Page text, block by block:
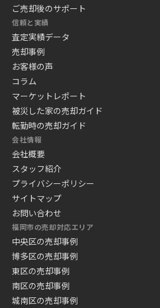
ご売却後のサポート
信頼と実績
査定実績データ
売却事例
お客様の声
コラム
マーケットレポート
被災した家の売却ガイド
転勤時の売却ガイド
会社情報
会社概要
スタッフ紹介
プライバシーポリシー
サイトマップ
お問い合わせ
福岡市の売却対応エリア
中央区の売却事例
博多区の売却事例
東区の売却事例
南区の売却事例
城南区の売却事例